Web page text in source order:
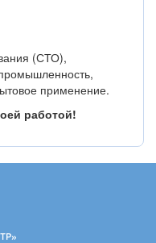
(СТО),
применение.
работой!